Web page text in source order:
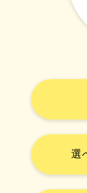
選